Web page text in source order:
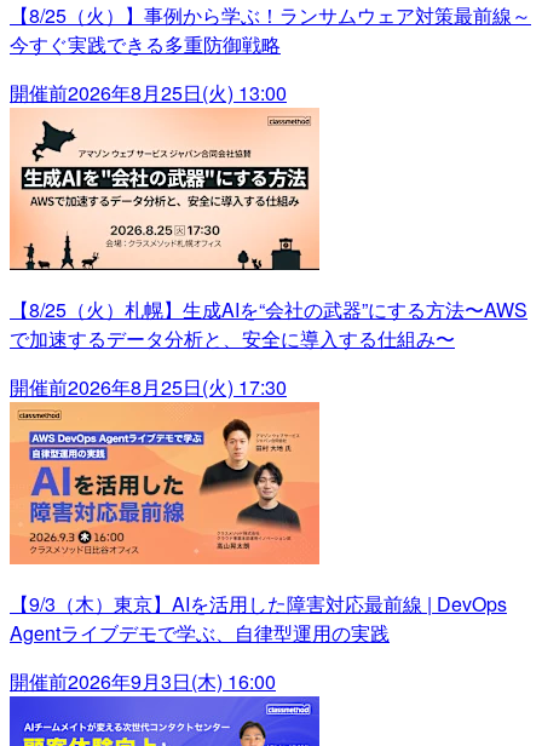
【8/25（火）】事例から学ぶ！ランサムウェア対策最前線～
今すぐ実践できる多重防御戦略
開催前2026年8月25日(火) 13:00
【8/25（火）札幌】生成AIを“会社の武器”にする方法〜AWS
で加速するデータ分析と、安全に導入する仕組み〜
開催前2026年8月25日(火) 17:30
【9/3（木）東京】AIを活用した障害対応最前線 | DevOps
Agentライブデモで学ぶ、自律型運用の実践
開催前2026年9月3日(木) 16:00